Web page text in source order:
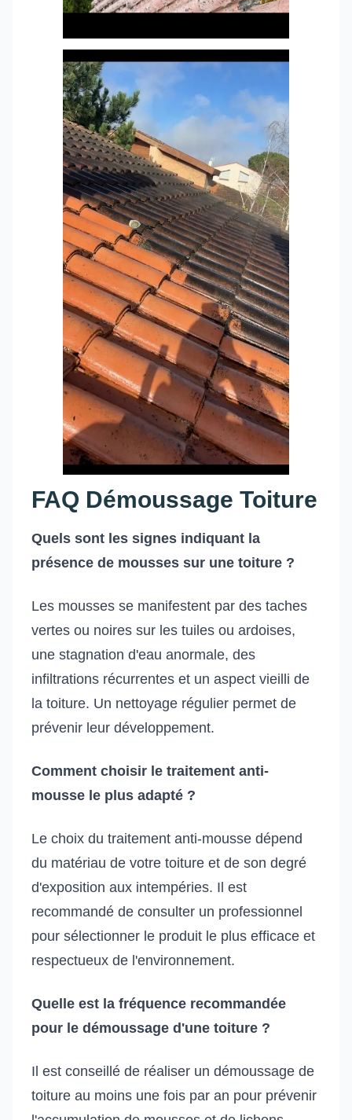
FAQ Démoussage Toiture
Quels sont les signes indiquant la
présence de mousses sur une toiture ?
Les mousses se manifestent par des taches
vertes ou noires sur les tuiles ou ardoises,
une stagnation d'eau anormale, des
infiltrations récurrentes et un aspect vieilli de
la toiture. Un nettoyage régulier permet de
prévenir leur développement.
Comment choisir le traitement anti-
mousse le plus adapté ?
Le choix du traitement anti-mousse dépend
du matériau de votre toiture et de son degré
d'exposition aux intempéries. Il est
recommandé de consulter un professionnel
pour sélectionner le produit le plus efficace et
respectueux de l'environnement.
Quelle est la fréquence recommandée
pour le démoussage d'une toiture ?
Il est conseillé de réaliser un démoussage de
toiture au moins une fois par an pour prévenir